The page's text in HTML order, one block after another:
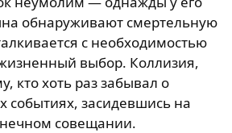
обнаруживают смертельную
с необходимостью
выбор. Коллизия,
кто хоть раз забывал о
засидевшись на
совещании.